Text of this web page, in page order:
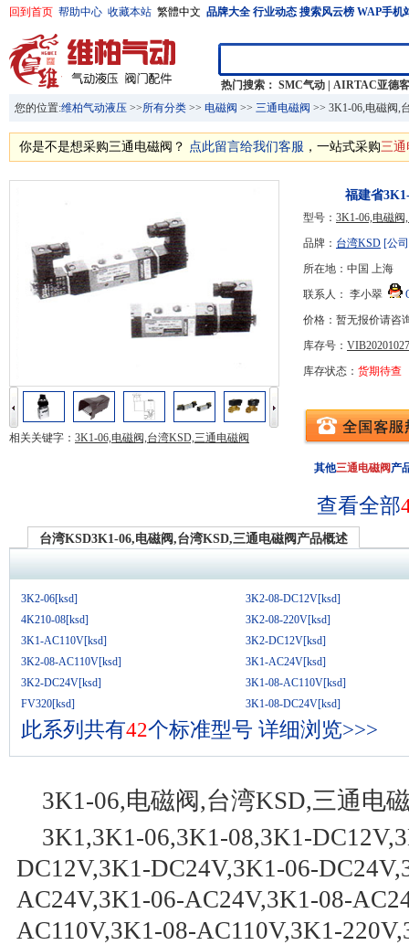
回到首页 帮助中心 收藏本站 繁體中文 品牌大全 行业动态 搜索风云榜 WAP手机
热门搜索： SMC气动
AIRTAC亚德客
您的位置:维柏气动液压 >>所有分类 >> 电磁阀 >> 三通电磁阀 >> 3K1-06,电磁阀,
你是不是想采购三通电磁阀？ 点此留言给我们客服 ，一站式采购三通
相关关键字： 3K1-06,电磁阀,台湾KSD,三通电磁阀
福建省
型号： 3K1-06,电磁
品牌： 台湾KSD [公
所在地：中国 上海
联系人： 李小翠
价格：暂无报价请咨
库存号：
库存状态： 货期待查
其他三通电磁阀 产
查看全部
台湾KSD3K1-06,电磁阀,台湾KSD,三通电磁阀产品概述
3K2-06[ksd]
3K2-08-DC12V[ksd]
4K210-08[ksd]
3K2-08-220V[ksd]
3K1-AC110V[ksd]
3K2-DC12V[ksd]
3K2-08-AC110V[ksd]
3K1-AC24V[ksd]
3K2-DC24V[ksd]
3K1-08-AC110V[ksd]
FV320[ksd]
3K1-08-DC24V[ksd]
此系列共有42个标准型号 详细浏览>>>
3K1-06,电磁阀,台湾KSD,三通电
3K1,3K1-06,3K1-08,3K1-
DC12V,3K1-DC24V,3K1-06-
AC24V,3K1-06-AC24V,3K1-08-
AC110V,3K1-08-AC110V,3K1-